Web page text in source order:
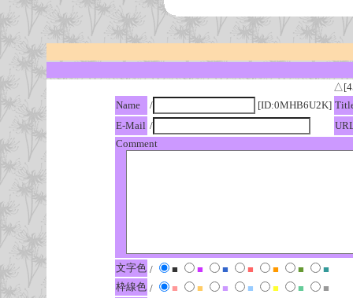
Name
/ [ID:0MHB6U2K]
E-Mail /
Comment
文字色 / ■ ■ ■ ■ ■ ■
■
枠線色 / ■ ■ ■ ■ ■ ■
■